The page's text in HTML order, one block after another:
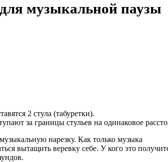
музыкальной паузы
2 стула (табуретки).
за границы стульев на одинаковое
нарезку. Как только музыка
вытащить веревку себе. У кого это